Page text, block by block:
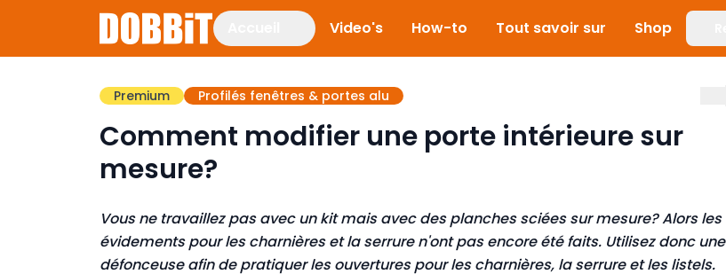
Video's How-to Tout savoir sur Shop
Premium Profilés fenêtres & portes alu
Comment modifier une porte intérieure sur
mesure?
Vous ne travaillez pas avec un kit mais avec des planches sciées sur mesure? Alors les
évidements pour les charnières et la serrure n'ont pas encore été faits. Utilisez donc une
défonceuse afin de pratiquer les ouvertures pour les charnières, la serrure et les listels.